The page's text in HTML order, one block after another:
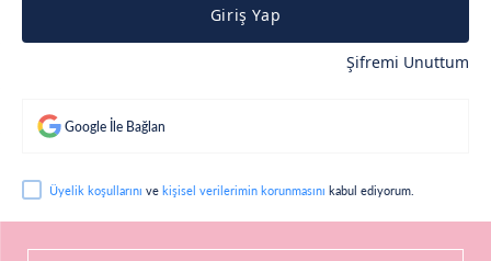
Giriş Yap
Şifremi Unuttum
Google İle Bağlan
Üyelik koşullarını ve kişisel verilerimin korunmasını kabul ediyorum.